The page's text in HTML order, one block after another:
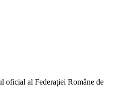
oficial al Federației Române de